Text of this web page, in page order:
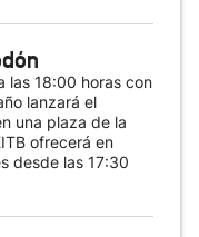
las 18:00 horas con
lanzará el
una plaza de la
ofrecerá en
desde las 17:30